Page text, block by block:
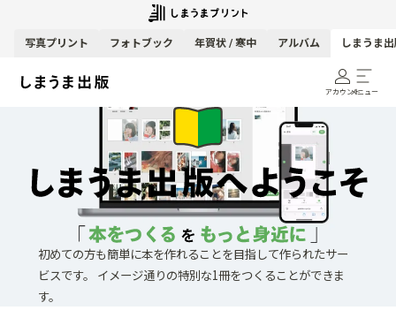
写真プリント フォトブック 年賀状 / 寒中 アルバム しまうま
アカウントメニュー
初めての方も簡単に本を作れることを目指して作られたサー
ビスです。 イメージ通りの特別な1冊をつくることができま
す。